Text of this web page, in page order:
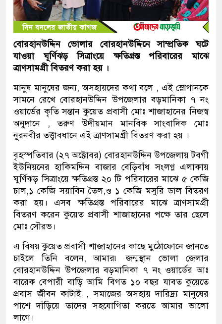
বোরহানউদ্দিন ভোলার বোরহানউদ্দিনে সাম্প্রতিক ঘটে
যাওয়া ঘূর্ণিঝড় সিত্রাংয়ে ক্ষতিগ্রস্ত পরিবারের মাঝে
ত্রাণসামগ্রী বিতরণ করা হয় ।
মানুষ মানুষের জন্য, অসহায়দের কথা বলে , এই স্লোগানকে
সামনে রেখে বোরহানউদ্দিন উপজেলার বড়মানিকা ৭ নং
ওয়ার্ডের কৃতি সন্তান কুয়েত প্রবাসী মোঃ শাজাহানের নিজস্ব
অনুদানে , তরুণ উদীয়মান মানবিক সাংবাদিক মোঃ
নুরনবীর তত্ত্বাবধানে এই ত্রাণসামগ্রী বিতরণ করা হয় ।
বৃহস্পতিবার (২৭ অক্টোবর) বোরহানউদ্দিন উপজেলায় টবগী
ইউনিয়নের হাকিমদ্দিন বাজার বেড়িবাঁধ সংলগ্ন এলাকায়
ঘুর্ণিঝড় সিত্রাংয়ে ক্ষতিগ্রস্ত ২০ টি পরিবারের মাঝে ৫ কেজি
চাল,১ কেজি সয়াবিন তৈল,ও ১ কেজি মসুরি ডাল বিতরণ
করা হয়। এসব ক্ষতিগ্রস্ত পরিবারের মাঝে ত্রাণসামগ্রী
বিতরণ করেন কুয়েত প্রবাসী শাজাহানের পক্ষে তার ছেলে
মোঃ সৌরভ।
এ বিষয় কুয়েত প্রবাসী শাজাহানের কাছে মুঠোফোনে জানতে
চাইলে তিনি বলেন, আমার৷ জন্মস্থান ভোলা জেলার
বোরহানউদ্দিন উপজেলার বড়মানিকা ৭ নং ওয়ার্ডের আঃ
বারেক বেপারী বাড়ি আমি বিগত ১০ বছর যাবত কুয়েতে
প্রবাস জীবন কাটাই , সমাজের অসহায় দারিদ্র্য মানুষের
পাশে দাঁড়িয়ে তাদের সহযোগিতা করতে আমার ভালো
লাগে।